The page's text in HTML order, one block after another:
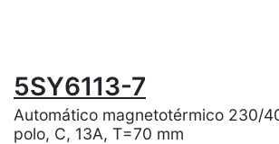
5SY6113-7
Automático magnetotérmico 230/
polo, C, 13A, T=70 mm